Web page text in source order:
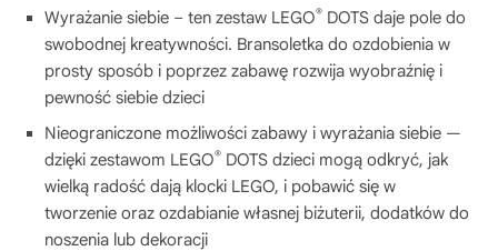
Wyrażanie siebie – ten zestaw LEGO® DOTS daje pole do
swobodnej kreatywności. Bransoletka do ozdobienia w
prosty sposób i poprzez zabawę rozwija wyobraźnię i
pewność siebie dzieci
Nieograniczone możliwości zabawy i wyrażania siebie —
dzięki zestawom LEGO® DOTS dzieci mogą odkryć, jak
wielką radość dają klocki LEGO, i pobawić się w
tworzenie oraz ozdabianie własnej biżuterii, dodatków do
noszenia lub dekoracji